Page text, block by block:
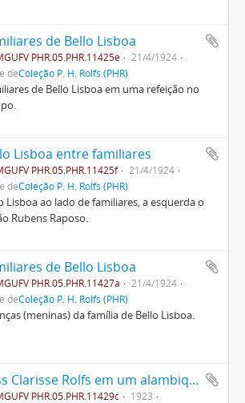
de Bello Lisboa
PHR.05.PHR.11425e
21/4/1924
deColeção P. H. Rolfs (PHR)
de Bello Lisboa em uma refeição no
Lisboa entre familiares
PHR.05.PHR.11425f
21/4/1924
deColeção P. H. Rolfs (PHR)
Lisboa ao lado de familiares, a esquerda o
Rubens Raposo.
de Bello Lisboa
PHR.05.PHR.11427a
21/4/1924
deColeção P. H. Rolfs (PHR)
(meninas) da família de Bello Lisboa.
Miss Clarisse Rolfs em um alambique
PHR.05.PHR.11429c
1923